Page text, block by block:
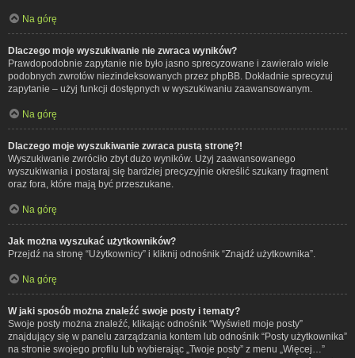
Na górę
Dlaczego moje wyszukiwanie nie zwraca wyników?
Prawdopodobnie zapytanie nie było jasno sprecyzowane i zawierało wiele
podobnych zwrotów niezindeksowanych przez phpBB. Dokładnie sprecyzuj
zapytanie – użyj funkcji dostępnych w wyszukiwaniu zaawansowanym.
Na górę
Dlaczego moje wyszukiwanie zwraca pustą stronę?!
Wyszukiwanie zwróciło zbyt dużo wyników. Użyj zaawansowanego
wyszukiwania i postaraj się bardziej precyzyjnie określić szukany fragment
oraz fora, które mają być przeszukane.
Na górę
Jak można wyszukać użytkowników?
Przejdź na stronę “Użytkownicy” i kliknij odnośnik “Znajdź użytkownika”.
Na górę
W jaki sposób można znaleźć swoje posty i tematy?
Swoje posty można znaleźć, klikając odnośnik “Wyświetl moje posty”
znajdujący się w panelu zarządzania kontem lub odnośnik “Posty użytkownika”
na stronie swojego profilu lub wybierając „Twoje posty” z menu „Więcej…”